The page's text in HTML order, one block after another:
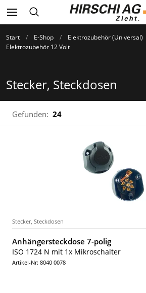
Start E-Shop
Elektrozubehör (Universal)
Elektrozubehör 12 Volt
Stecker, Steckdosen
Gefunden: 24
Stecker, Steckdosen
Anhängersteckdose 7-polig
ISO 1724 N mit 1x Mikroschalter
Artikel-Nr: 8040 0078